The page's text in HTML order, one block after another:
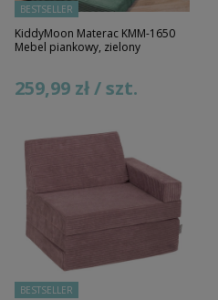
BESTSELLER
KiddyMoon Materac KMM-1650
Mebel piankowy, zielony
259,99 zł / szt.
BESTSELLER